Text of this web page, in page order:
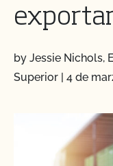
by Jessie Nichols,
Superior | 4 de